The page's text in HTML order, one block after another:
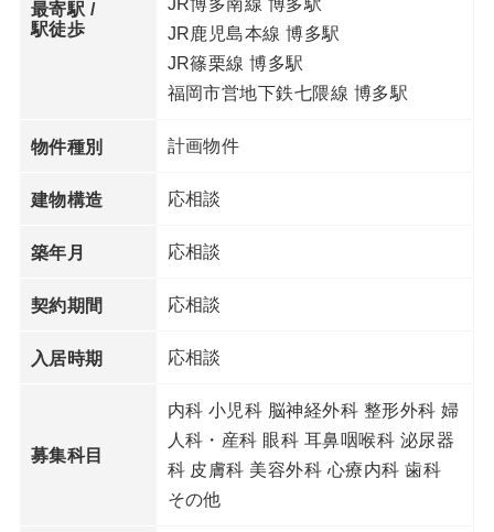
最寄駅 /
駅徒歩
JR鹿児島本線 博多駅
JR篠栗線 博多駅
福岡市営地下鉄七隈線 博多駅
物件種別 計画物件
建物構造 応相談
築年月 応相談
契約期間 応相談
入居時期 応相談
募集科目
内科 小児科 脳神経外科 整形外科 婦
人科・産科 眼科 耳鼻咽喉科 泌尿器
科 皮膚科 美容外科 心療内科 歯科
その他